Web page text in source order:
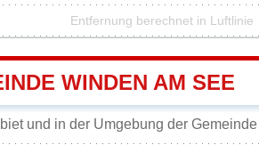
Entfernung berechnet in Luftlinie
WINDEN AM SEE
und in der Umgebung der